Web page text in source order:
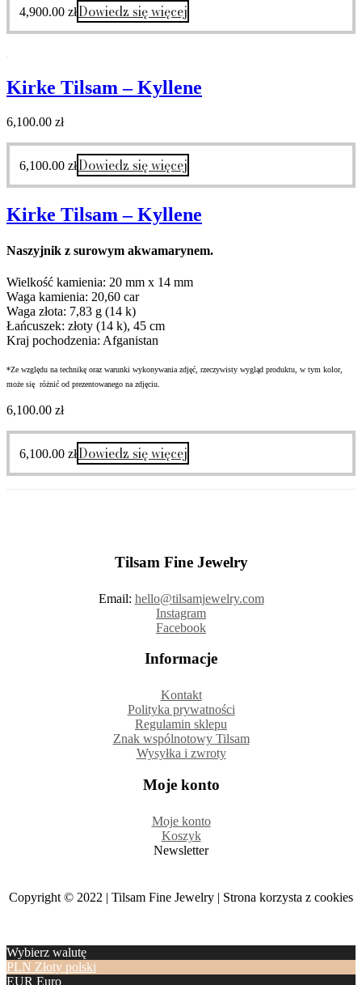
4,900.00 złDowiedz się więcej
Kirke Tilsam – Kyllene
6,100.00 zł
6,100.00 złDowiedz się więcej
Kirke Tilsam – Kyllene
Naszyjnik z surowym akwamarynem.
Wielkość kamienia: 20 mm x 14 mm
Waga kamienia: 20,60 car
Waga złota: 7,83 g (14 k)
Łańcuszek: złoty (14 k), 45 cm
Kraj pochodzenia: Afganistan
*Ze względu na technikę oraz warunki wykonywania zdjęć, rzeczywisty wygląd produktu, w tym kolor,
może się różnić od prezentowanego na zdjęciu.
6,100.00 zł
6,100.00 złDowiedz się więcej
Tilsam Fine Jewelry
Email: hello@tilsamjewelry.com
Instagram
Facebook
Informacje
Kontakt
Polityka prywatności
Regulamin sklepu
Znak wspólnotowy Tilsam
Wysyłka i zwroty
Moje konto
Moje konto
Koszyk
Newsletter
Copyright © 2022 | Tilsam Fine Jewelry | Strona korzysta z cookies
Wybierz walutę
PLN Złoty polski
EUR Euro